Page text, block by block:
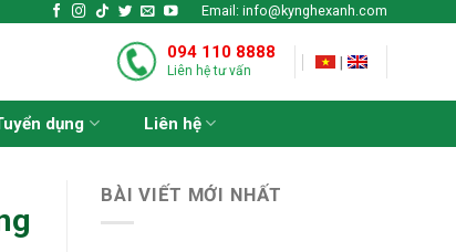
Email: info@kynghexanh.com
094 110 8888
Liên hệ tư vấn
dụng Liên hệ
BÀI VIẾT MỚI NHẤT